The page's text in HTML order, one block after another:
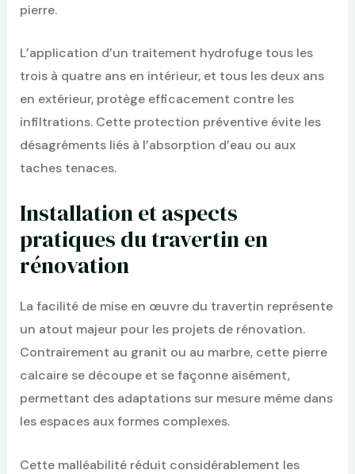
pierre.
L’application d’un traitement hydrofuge tous les
trois à quatre ans en intérieur, et tous les deux ans
en extérieur, protège efficacement contre les
infiltrations. Cette protection préventive évite les
désagréments liés à l’absorption d’eau ou aux
taches tenaces.
Installation et aspects
pratiques du travertin en
rénovation
La facilité de mise en œuvre du travertin représente
un atout majeur pour les projets de rénovation.
Contrairement au granit ou au marbre, cette pierre
calcaire se découpe et se façonne aisément,
permettant des adaptations sur mesure même dans
les espaces aux formes complexes.
Cette malléabilité réduit considérablement les